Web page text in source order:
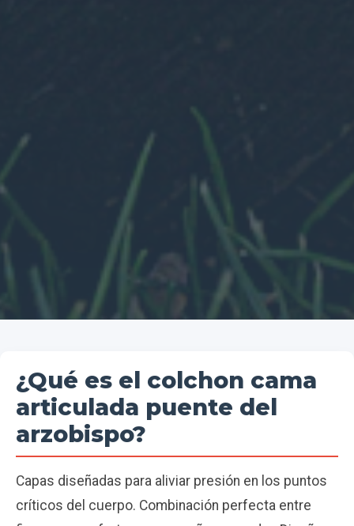
¿Qué es el colchon cama
articulada puente del
arzobispo?
Capas diseñadas para aliviar presión en los puntos
críticos del cuerpo. Combinación perfecta entre